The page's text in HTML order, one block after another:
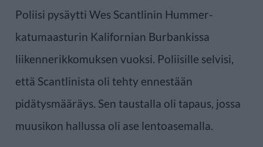
Poliisi pysäytti Wes Scantlinin Hummer-
katumaasturin Kalifornian Burbankissa
liikennerikkomuksen vuoksi. Poliisille selvisi,
että Scantlinista oli tehty ennestään
pidätysmääräys. Sen taustalla oli tapaus, jossa
muusikon hallussa oli ase lentoasemalla.